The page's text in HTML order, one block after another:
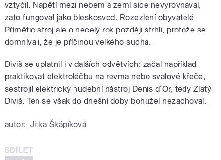
vztyčil. Napětí mezi nebem a zemí sice nevyrovnával,
zato fungoval jako bleskosvod. Rozezlení obyvatelé
Přímětic stroj ale o necelý rok později strhli, protože se
domnívali, že je příčinou velkého sucha.
Diviš se uplatnil i v dalších odvětvích: začal například
praktikovat elektroléčbu na revma nebo svalové křeče,
sestrojil elektrický hudební nástroj Denis d´Or, tedy Zlatý
Diviš. Ten se však do dnešní doby bohužel nezachoval.
autor: Jitka Škápíková